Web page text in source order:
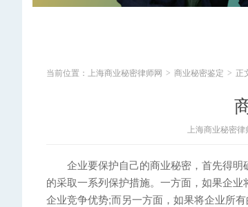
当前位置： 上海商业秘密律师网 > 商业秘密鉴定 > 正
上海商业秘密
企业要保护自己的商业秘密，首先得明
的采取一系列保护措施。一方面，如果企
企业竞争优势;而另一方面，如果将企业所